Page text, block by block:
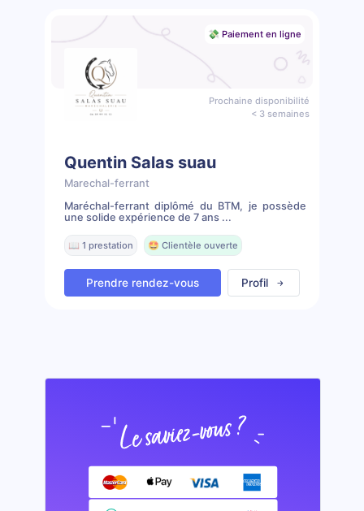
💸 Paiement en ligne
Prochaine disponibilité
< 3 semaines
Quentin Salas suau
Marechal-ferrant
Maréchal-ferrant diplômé du BTM, je possède
une solide expérience de 7 ans ...
📖 1 prestation 🤩 Clientèle ouverte
Prendre rendez-vous Profil